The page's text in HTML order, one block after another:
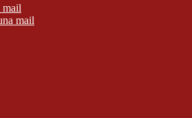
mail
mail